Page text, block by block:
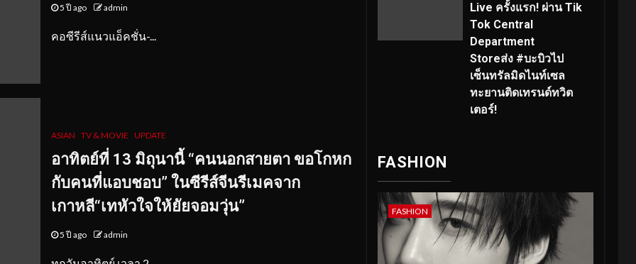
5 ปี ago admin
คอซีรีส์แนวแอ็คชั่น-...
ASIAN TV & MOVIE UPDATE
อาทิตย์ที่ 13 มิถุนานี้ “คนนอกสายตา ขอโกหก
กับคนที่แอบชอบ” ในซีรีส์จีนรีเมคจาก
เกาหลี“เทหัวใจให้ยัยจอมวุ่น”
5 ปี ago admin
Live ครั้งแรก! ผ่าน Tik
Tok Central
Department
Storeส่ง #บะบิวไป
เซ็นทรัลมิดไนท์เซล
ทะยานติดเทรนด์ทวิต
เตอร์!
FASHION
FASHION